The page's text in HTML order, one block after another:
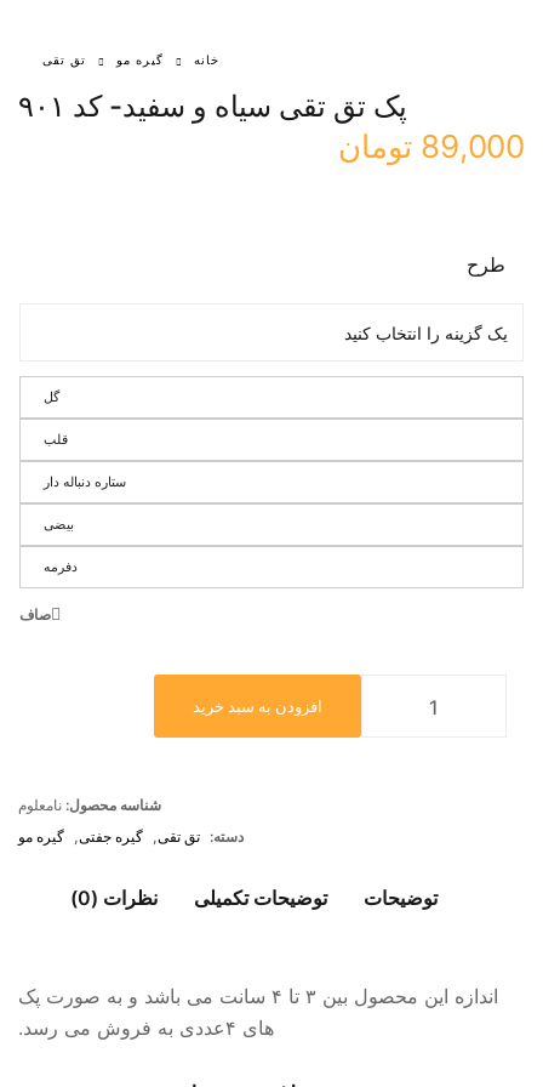
خانه گیره مو تق تقی
پک تق تقی سیاه و سفید- کد ۹۰۱
89,000 تومان
طرح
گل
قلب
ستاره دنباله دار
بیضی
دفرمه
صاف
افزودن به سبد خرید
شناسه محصول: نامعلوم
دسته: تق تقی گیره جفتی گیره مو
توضیحات توضیحات تکمیلی نظرات (0)
اندازه این محصول بین ۳ تا ۴ سانت می باشد و به صورت پک
های ۴عددی به فروش می رسد.